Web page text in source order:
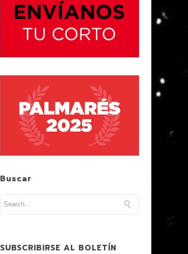
Buscar
SUBSCRIBIRSE AL BOLETÍN